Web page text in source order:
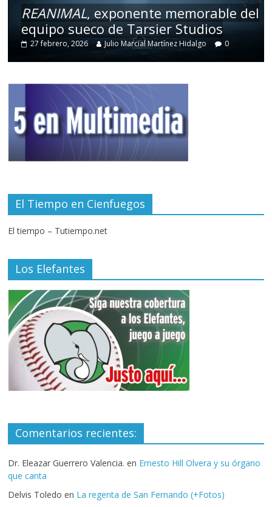
REANIMAL, exponente memorable del
equipo sueco de Tarsier Studios
27 febrero, 2026 Julio Marcial Martínez Hidalgo 0
El Tiempo en Cienfuegos
El tiempo – Tutiempo.net
Los Elefantes
Comentarios recientes:
Dr. Eleazar Guerrero Valencia. en Ernesto Hill Olvera y su órgano
que canta
Delvis Toledo en La regenta de San Fernando (+Fotos)